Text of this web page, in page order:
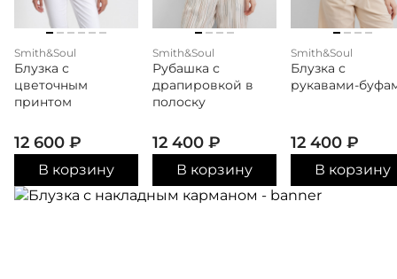
Smith&Soul
Блузка с
цветочным
принтом
12 600 ₽
В корзину
Smith&Soul
Рубашка с
драпировкой в
полоску
12 400 ₽
В корзину
Smith&Soul
Блузка с
рукавами-
12 400 ₽
В корзину